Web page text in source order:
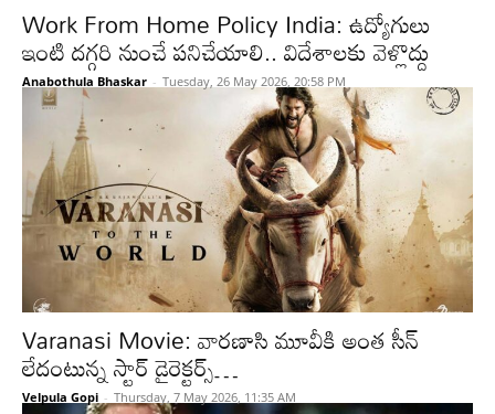
Work From Home Policy India: ఉద్యోగులు
ఇంటి దగ్గరి నుంచే పనిచేయాలి.. విదేశాలకు వెళ్లొద్దు
Anabothula Bhaskar - Tuesday, 26 May 2026, 20:58 PM
Varanasi Movie: వారణాసి మూవీకి అంత సీన్
లేదంటున్న స్టార్ డైరెక్టర్స్…
Velpula Gopi - Thursday, 7 May 2026, 11:35 AM